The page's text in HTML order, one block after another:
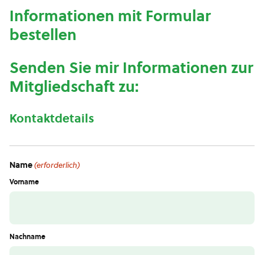
Informationen mit Formular
bestellen
Senden Sie mir Informationen zur
Mitgliedschaft zu:
Kontaktdetails
Name(erforderlich)
Vorname
Nachname